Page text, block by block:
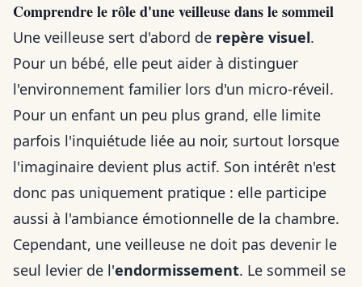
Comprendre le rôle d'une veilleuse dans le sommeil
Une veilleuse sert d'abord de repère visuel.
Pour un bébé, elle peut aider à distinguer
l'environnement familier lors d'un micro-réveil.
Pour un enfant un peu plus grand, elle limite
parfois l'inquiétude liée au noir, surtout lorsque
l'imaginaire devient plus actif. Son intérêt n'est
donc pas uniquement pratique : elle participe
aussi à l'ambiance émotionnelle de la chambre.
Cependant, une veilleuse ne doit pas devenir le
seul levier de l'endormissement. Le sommeil se